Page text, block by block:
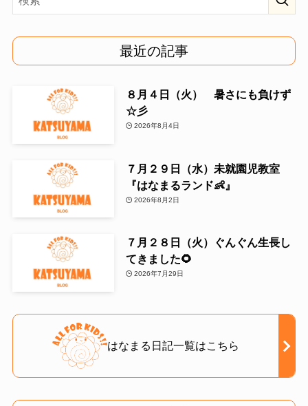
最近の記事
８月４日（火） 暑さにも負けず
☆彡
2026年8月4日
７月２９日（水）未就園児教室
『はなまるランド👶』
2026年8月2日
７月２８日（火）ぐんぐん生長し
てきました🌻
2026年7月29日
はなまる日記一覧はこちら